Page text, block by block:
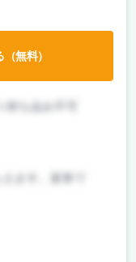
持ち込み不可
ます。楽単で
無料）